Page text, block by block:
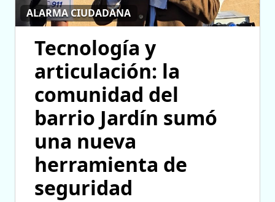
ALARMA CIUDADANA
Tecnología y
articulación: la
comunidad del
barrio Jardín sumó
una nueva
herramienta de
seguridad